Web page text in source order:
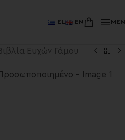
EL EN
Ευχών Γάμου